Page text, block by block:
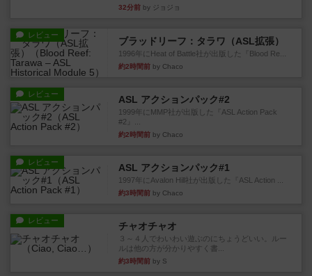
32分前 by ジョジョ
レビュー
ブラッドリーフ：タラワ（ASL拡張）
1996年にHeat of Battle社が出版した『Blood Re...
約2時間前 by Chaco
レビュー ASL アクションパック#2
1999年にMMP社が出版した『ASL Action Pack
#2』...
約2時間前 by Chaco
レビュー ASL アクションパック#1
1997年にAvalon Hill社が出版した『ASL Action ...
約3時間前 by Chaco
レビュー チャオチャオ
３～４人でわいわい遊ぶのにちょうどいい。ルー
ルは他の方が分かりやすく書...
約3時間前 by S